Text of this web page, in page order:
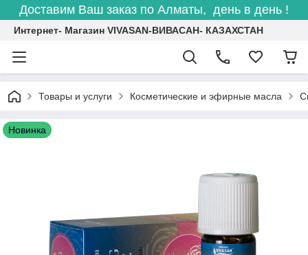
Доставим Ваш заказ по Алматы, день в день !
Интернет- Магазин VIVASAN-ВИВАСАН- КАЗАХСТАН
Товары и услуги Косметические и эфирные масла
Новинка